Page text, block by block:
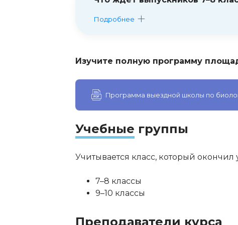
Подробнее
Изучите полную программу
Программа выездной школы по
Учебные группы
Учитывается класс, который окончил
7–8 классы
9–10 классы
Преподаватели курса